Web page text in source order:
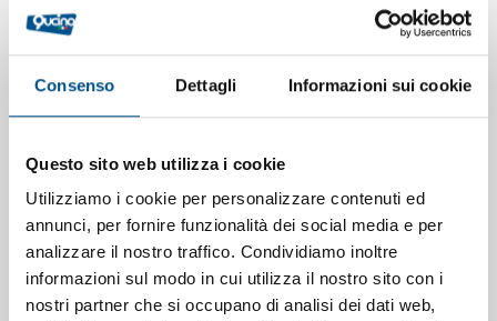
Consenso Dettagli Informazioni sui cookie
Questo sito web utilizza i cookie
Utilizziamo i cookie per personalizzare contenuti ed
annunci, per fornire funzionalità dei social media e per
analizzare il nostro traffico. Condividiamo inoltre
informazioni sul modo in cui utilizza il nostro sito con i
nostri partner che si occupano di analisi dei dati web,
Dettagli Caratteristiche Documentazione
ripiani lisci, ante scorrevoli con maniglie di piegatura non
sporgenti e blocco di fine corsa, ripiano intermedio
regolabile su cremagliera, asportabile e con omega di
rinforzo, asta per fissaggio a parete. Portata: 50 kg.